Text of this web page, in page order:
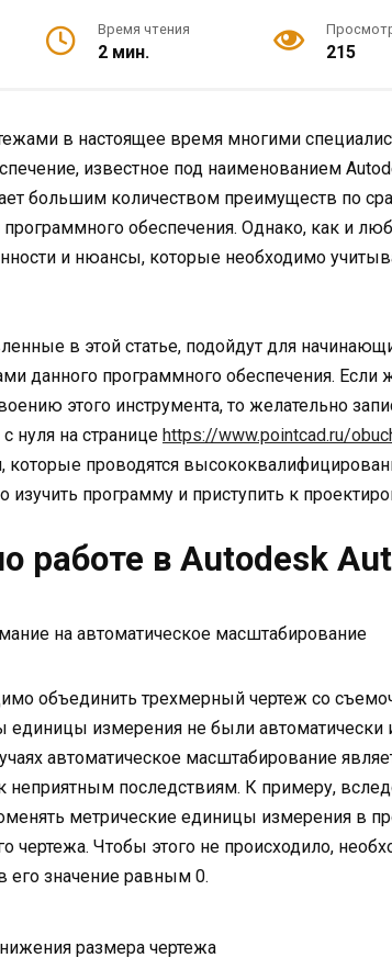
Время чтения
2 мин. 215
в настоящее время многими
известное под наименованием
большим количеством преимуществ по
обеспечения. Однако, как и
и нюансы, которые необходимо
в этой статье, подойдут для
данного программного обеспечения. Если
этого инструмента, то желательно
нуля на странице https://www.pointcad.ru/
которые проводятся
изучить программу и приступить к
работе в Autodesk
на автоматическое масштабирование
объединить трехмерный чертеж со
единицы измерения не были
автоматическое масштабирование
неприятным последствиям. К примеру,
метрические единицы измерения в
чертежа. Чтобы этого не происходило,
его значение равным 0.
размера чертежа